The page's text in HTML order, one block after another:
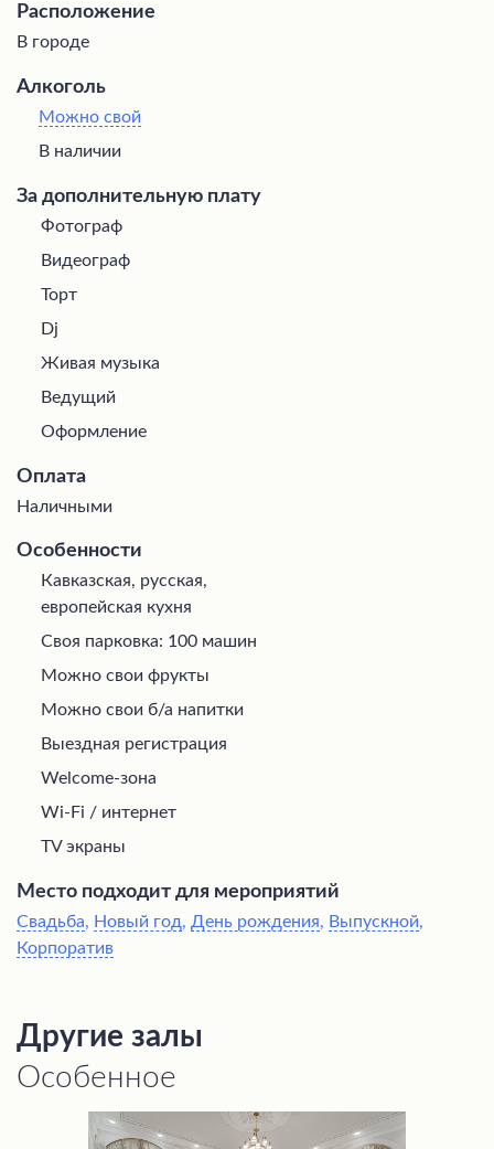
Расположение
В городе
Алкоголь
Можно свой
В наличии
За дополнительную плату
Фотограф
Видеограф
Торт
Dj
Живая музыка
Ведущий
Оформление
Оплата
Наличными
Особенности
Кавказская, русская,
европейская кухня
Своя парковка: 100 машин
Можно свои фрукты
Можно свои б/а напитки
Выездная регистрация
Welcome-зона
Wi-Fi / интернет
TV экраны
Место подходит для мероприятий
Свадьба, Новый год, День рождения, Выпускной,
Корпоратив
Другие залы
Особенное